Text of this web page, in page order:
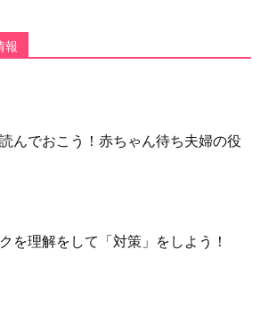
報
んでおこう！赤ちゃん待ち夫婦の役
を理解をして「対策」をしよう！